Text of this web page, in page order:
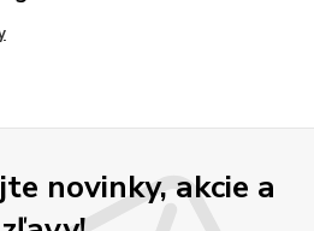
novinky, akcie a